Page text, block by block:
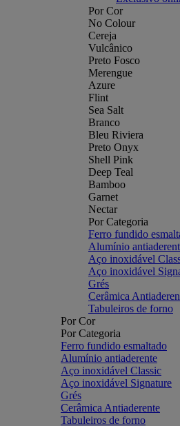
Por Cor
No Colour
Cereja
Vulcânico
Preto Fosco
Merengue
Azure
Flint
Sea Salt
Branco
Bleu Riviera
Preto Onyx
Shell Pink
Deep Teal
Bamboo
Garnet
Nectar
Por Categoria
Ferro fundido
Alumínio
Aço inoxidável
Aço inoxidável
Grés
Cerâmica
Tabuleiros de forno
Por Cor
Por Categoria
Ferro fundido esmaltado
Alumínio antiaderente
Aço inoxidável Classic
Aço inoxidável Signature
Grés
Cerâmica Antiaderente
Tabuleiros de forno